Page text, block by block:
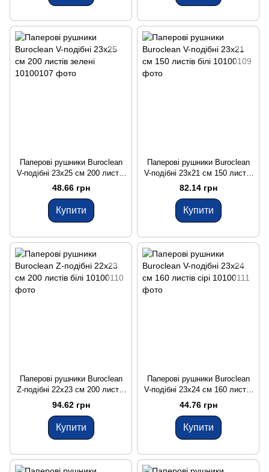
Паперові рушники Buroclean
V-подібні 23x25 см 200 листів
зелені
48.66 грн
Купити
Паперові рушники Buroclean
V-подібні 23x21 см 150 листів
білі
82.14 грн
Купити
Паперові рушники Buroclean
Z-подібні 22x23 см 200 листів
білі
94.62 грн
Купити
Паперові рушники Buroclean
V-подібні 23x24 см 160 листів
сірі
44.76 грн
Купити